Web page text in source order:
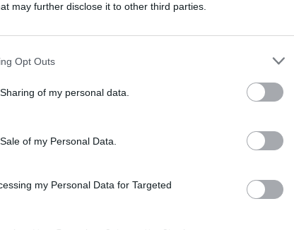
may further disclose it to other third parties.
Opt Outs
of my personal data.
of my Personal Data.
my Personal Data for Targeted